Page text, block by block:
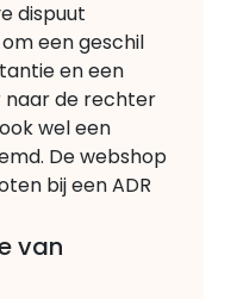
dispuut
een geschil
en een
naar de rechter
wel een
De webshop
bij een ADR
van